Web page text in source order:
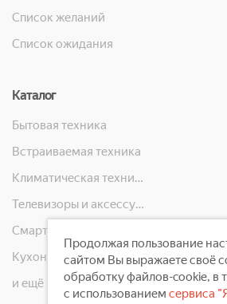
Список желаний
Список ожидания
Каталог
Бытовая техника
Встраиваемая техника
Климатическая техника
Телевизоры и аксессуары
Кухонная техника
и ещё 10 категорий
Продолжая пользование
сайтом Вы выражаете своё
обработку файлов-cookie, в
с использованием сервиса